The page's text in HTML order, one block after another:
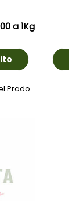
a 1Kg
Prado